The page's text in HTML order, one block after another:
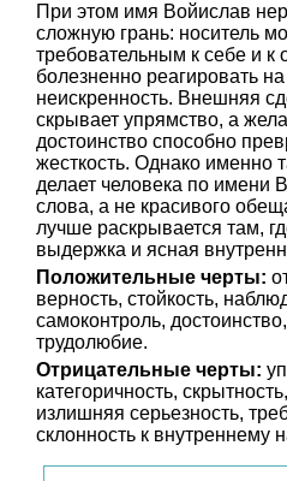
При этом имя Войислав
сложную грань: носитель
требовательным к себе и
болезненно реагировать
неискренность. Внешняя
скрывает упрямство, а
достоинство способно
жесткость. Однако именно
делает человека по имени
слова, а не красивого
лучше раскрывается там,
выдержка и ясная
Положительные черты:
верность, стойкость,
самоконтроль,
трудолюбие.
Отрицательные черты:
категоричность,
излишняя серьезность,
склонность к внутреннему